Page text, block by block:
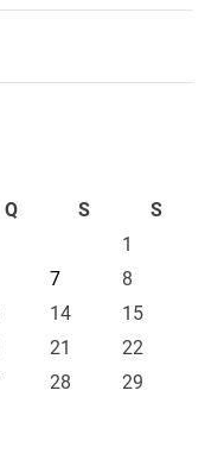
Q S
S
1
7
8
14
15
21
22
28
29